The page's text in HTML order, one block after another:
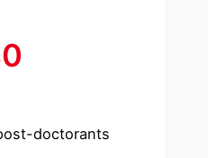
doctorants